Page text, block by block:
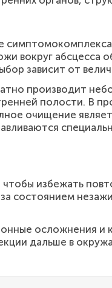
вокруг
зависит от
производит
полости. В
очищение
избежать
состоянием
осложнения
дальше в